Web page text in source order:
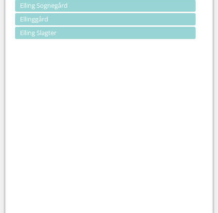
Elling Sognegård
Ellinggård
Elling Slagter